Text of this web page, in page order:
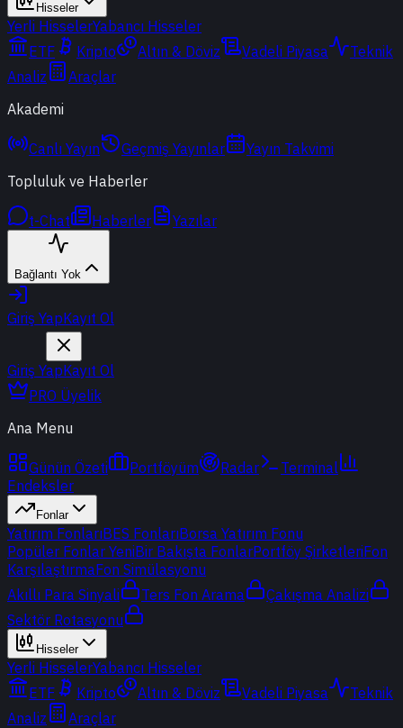
Hisseler
Yerli HisselerYabancı Hisseler
ETF
Kripto Altın & Döviz Vadeli Piyasa
Teknik
Analiz
Araçlar
Akademi
Canlı Yayın Geçmiş Yayınlar
Yayın Takvimi
Topluluk ve Haberler
t-Chat Haberler Yazılar
Bağlantı Yok
Giriş YapKayıt Ol
Giriş YapKayıt Ol
PRO Üyelik
Ana Menu
Günün Özeti Portföyüm Radar
Terminal
Endeksler
Fonlar
Yatırım FonlarıBES FonlarıBorsa Yatırım Fonu
Popüler Fonlar YeniBir Bakışta FonlarPortföy ŞirketleriFon
KarşılaştırmaFon Simülasyonu
Akıllı Para Sinyali
Ters Fon Arama
Çakışma Analizi
Sektör Rotasyonu
Hisseler
Yerli HisselerYabancı Hisseler
ETF
Kripto Altın & Döviz Vadeli Piyasa
Teknik
Analiz
Araçlar